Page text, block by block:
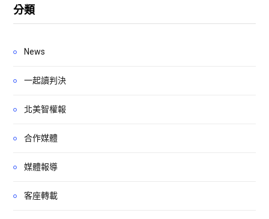
分類
News
一起讀判決
北美智權報
合作媒體
媒體報導
客座轉載